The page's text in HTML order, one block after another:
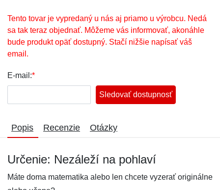
Tento tovar je vypredaný u nás aj priamo u výrobcu. Nedá
sa tak teraz objednať. Môžeme vás informovať, akonáhle
bude produkt opäť dostupný. Stačí nižšie napísať váš
email.
E-mail:*
Sledovať dostupnosť
Popis Recenzie Otázky
Určenie: Nezáleží na pohlaví
Máte doma matematika alebo len chcete vyzerať originálne